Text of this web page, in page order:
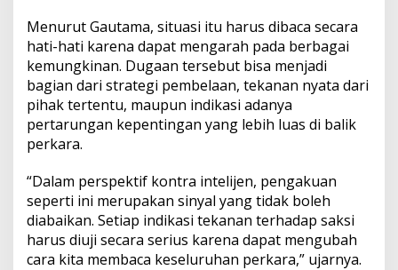
Menurut Gautama, situasi itu harus dibaca secara
hati-hati karena dapat mengarah pada berbagai
kemungkinan. Dugaan tersebut bisa menjadi
bagian dari strategi pembelaan, tekanan nyata dari
pihak tertentu, maupun indikasi adanya
pertarungan kepentingan yang lebih luas di balik
perkara.
“Dalam perspektif kontra intelijen, pengakuan
seperti ini merupakan sinyal yang tidak boleh
diabaikan. Setiap indikasi tekanan terhadap saksi
harus diuji secara serius karena dapat mengubah
cara kita membaca keseluruhan perkara,” ujarnya.